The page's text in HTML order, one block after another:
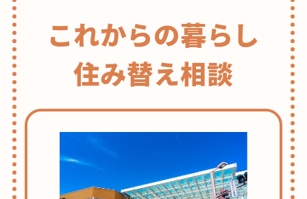
これからの暮らし
住み替え相談